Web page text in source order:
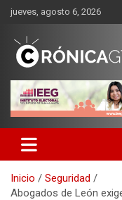
Saltar
contenido
jueves, agosto 6, 2026
CRONICA
Inicio
Seguridad
Abogados de León